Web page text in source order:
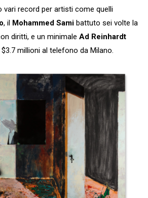
vari record per artisti come quelli
, il Mohammed Sami battuto sei volte la
diritti, e un minimale Ad Reinhardt
millioni al telefono da Milano.